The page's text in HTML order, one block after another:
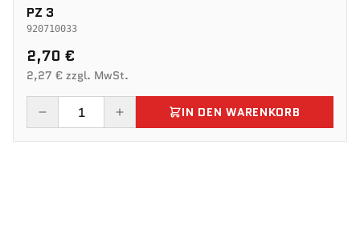
PZ 3
920710033
2,70 €
2,27 € zzgl. MwSt.
IN DEN WARENKORB